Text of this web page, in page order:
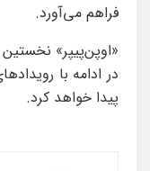
فراهم می‌آورد.
«اوپن‌پیپر»
پیدا خواهد کرد.